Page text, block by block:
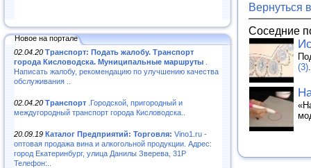
Новое на портале
02.04.20 Транспорт: Подать жалобу. Транспорт
города Кисловодска. Муниципальные маршруты
Написать жалобу, рекомендацию по улучшению качества
обслуживания ..
02.04.20 Транспорт .Городской, пригородный и
междугородный транспорт города Кисловодска..
20.09.19 Каталог Предприятий: Торговля: Vino1.ru -
оптовая продажа вина и алкогольной продукции. Адрес:
город Екатеринбург, улица Данилы Зверева, 31Р
Телефон:..
Вернуться
Соседние
(3)